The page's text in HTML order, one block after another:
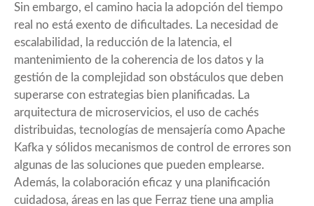
Sin embargo, el camino hacia la adopción del tiempo
real no está exento de dificultades. La necesidad de
escalabilidad, la reducción de la latencia, el
mantenimiento de la coherencia de los datos y la
gestión de la complejidad son obstáculos que deben
superarse con estrategias bien planificadas. La
arquitectura de microservicios, el uso de cachés
distribuidas, tecnologías de mensajería como Apache
Kafka y sólidos mecanismos de control de errores son
algunas de las soluciones que pueden emplearse.
Además, la colaboración eficaz y una planificación
cuidadosa, áreas en las que Ferraz tiene una amplia